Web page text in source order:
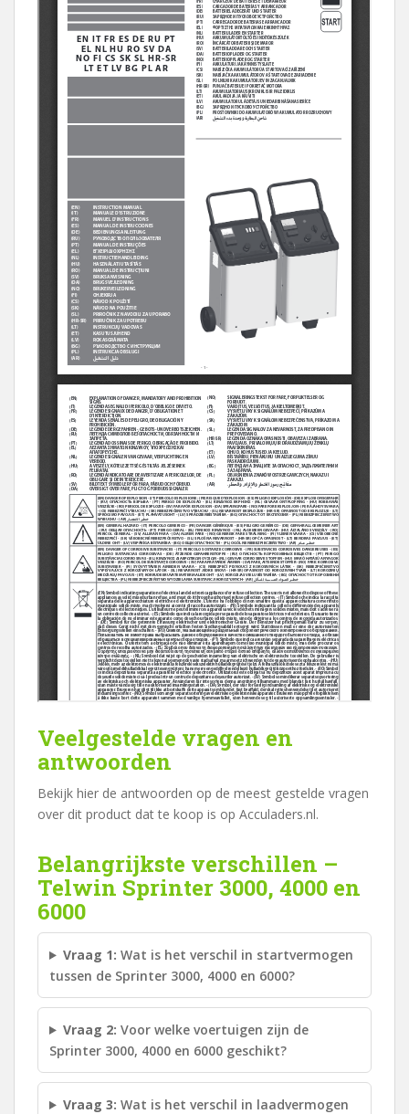
Veelgestelde vragen en
antwoorden
Bekijk hier de antwoorden op de meest gestelde vragen
over dit product dat te koop is op Acculaders.nl.
Belangrijkste verschillen –
Telwin Sprinter 3000, 4000 en
6000
Vraag 1: Wat is het verschil in startvermogen
tussen de Sprinter 3000, 4000 en 6000?
Vraag 2: Voor welke voertuigen zijn de
Sprinter 3000, 4000 en 6000 geschikt?
Vraag 3: Wat is het verschil in laadvermogen